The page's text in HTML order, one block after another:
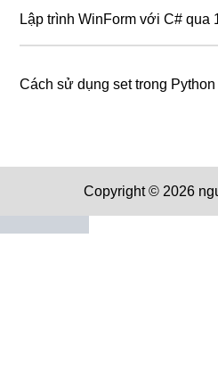
Lập trình WinForm với C# qua
Cách sử dụng set trong Python
Copyright © 2026